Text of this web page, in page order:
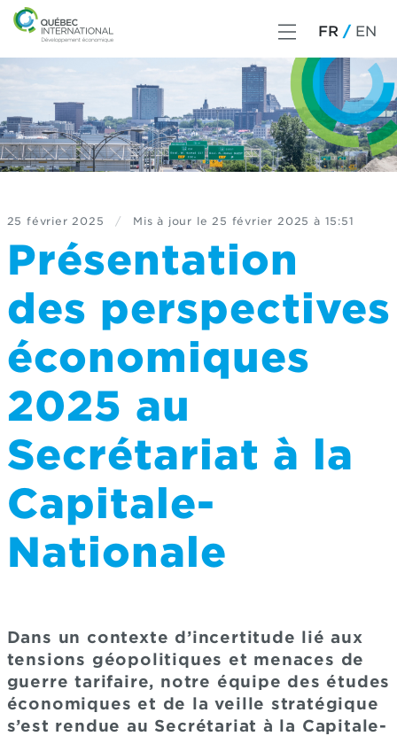
FR EN
25 février 2025 / Mis à jour le 25 février 2025 à 15:51
Présentation
des perspectives
économiques
2025 au
Secrétariat à la
Capitale-
Nationale
Dans un contexte d’incertitude lié aux
tensions géopolitiques et menaces de
guerre tarifaire, notre équipe des études
économiques et de la veille stratégique
s’est rendue au Secrétariat à la Capitale-